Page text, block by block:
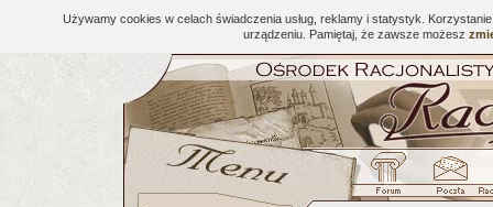
Używamy cookies w celach świadczenia usług, reklamy i statystyk.
urządzeniu. Pamiętaj, że zawsze możesz